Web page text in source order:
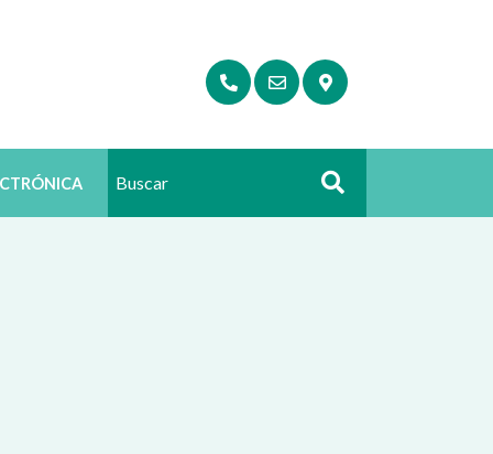
Buscar